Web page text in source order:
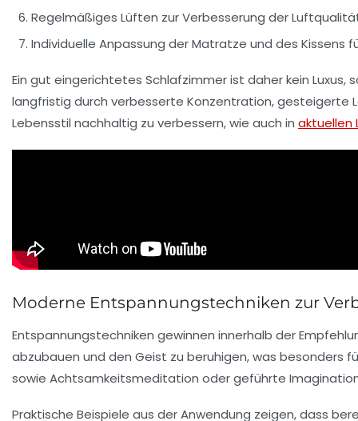
Regelmäßiges Lüften zur Verbesserung der
Individuelle Anpassung der Matratze und des Kissens
Ein gut eingerichtetes Schlafzimmer ist daher kein
langfristig durch verbesserte Konzentration, gesteigerte
Lebensstil nachhaltig zu verbessern, wie auch in aktuellen
Moderne Entspannungstechniken zur
Entspannungstechniken gewinnen innerhalb der
abzubauen und den Geist zu beruhigen, was besonders
sowie Achtsamkeitsmeditation oder geführte
Praktische Beispiele aus der Anwendung zeigen, dass